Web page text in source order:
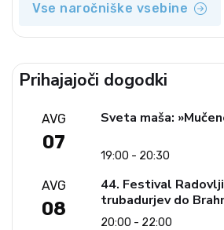
Vse naročniške vsebine
Prihajajoči dogodki
AVG
07
Sveta maša:
19:00 - 20:30
AVG
08
44. Festival
trubadurjev do
20:00 - 22:00